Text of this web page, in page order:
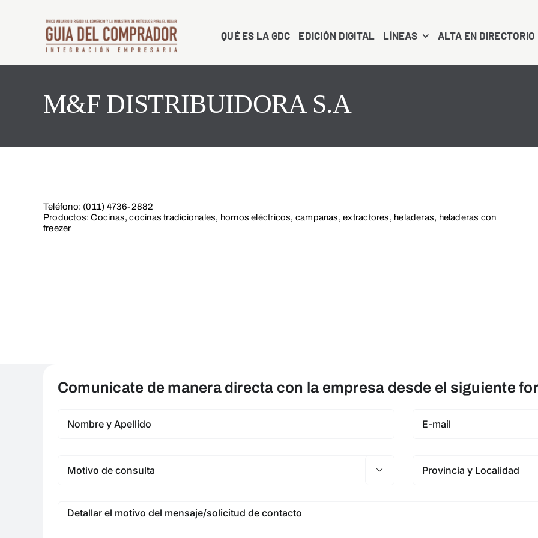
contenido
QUÉ ES LA GDC EDICIÓN DIGITAL LÍNEAS ALTA EN DIRECTORIO
M&F DISTRIBUIDORA S.A
Teléfono: (011) 4736-2882
Productos: Cocinas, cocinas tradicionales, hornos eléctricos, campanas, extractores, heladeras, heladeras con
freezer
Comunicate de manera directa con la empresa desde el siguiente
